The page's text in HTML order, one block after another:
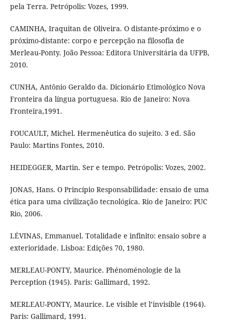
pela Terra. Petrópolis: Vozes, 1999.
CAMINHA, Iraquitan de Oliveira. O distante-próximo e o
próximo-distante: corpo e percepção na filosofia de
Merleau-Ponty. João Pessoa: Editora Universitária da UFPB,
2010.
CUNHA, Antônio Geraldo da. Dicionário Etimológico Nova
Fronteira da língua portuguesa. Rio de Janeiro: Nova
Fronteira,1991.
FOUCAULT, Michel. Hermenêutica do sujeito. 3 ed. São
Paulo: Martins Fontes, 2010.
HEIDEGGER, Martin. Ser e tempo. Petrópolis: Vozes, 2002.
JONAS, Hans. O Princípio Responsabilidade: ensaio de uma
ética para uma civilização tecnológica. Rio de Janeiro: PUC
Rio, 2006.
LÉVINAS, Emmanuel. Totalidade e infinito: ensaio sobre a
exterioridade. Lisboa: Edições 70, 1980.
MERLEAU-PONTY, Maurice. Phénoménologie de la
Perception (1945). Paris: Gallimard, 1992.
MERLEAU-PONTY, Maurice. Le visible et l’invisible (1964).
Paris: Gallimard, 1991.